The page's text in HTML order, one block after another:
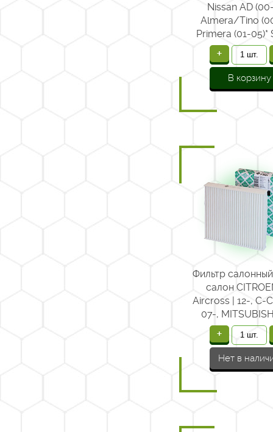
Nissan AD
Almera/Tino
Primera (01-05)*
(99-05)
+
В корзину
Фильтр
салон
Aircross | 12-, C-
07-,
+
Нет в